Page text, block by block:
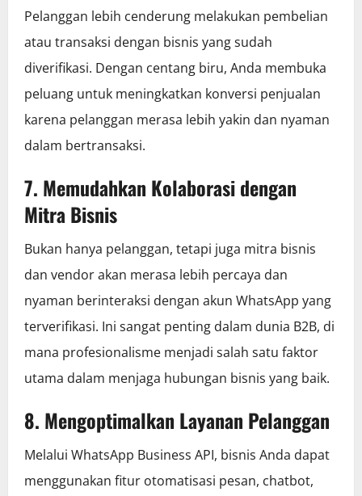
Pelanggan lebih cenderung melakukan pembelian
atau transaksi dengan bisnis yang sudah
diverifikasi. Dengan centang biru, Anda membuka
peluang untuk meningkatkan konversi penjualan
karena pelanggan merasa lebih yakin dan nyaman
dalam bertransaksi.
7. Memudahkan Kolaborasi dengan
Mitra Bisnis
Bukan hanya pelanggan, tetapi juga mitra bisnis
dan vendor akan merasa lebih percaya dan
nyaman berinteraksi dengan akun WhatsApp yang
terverifikasi. Ini sangat penting dalam dunia B2B, di
mana profesionalisme menjadi salah satu faktor
utama dalam menjaga hubungan bisnis yang baik.
8. Mengoptimalkan Layanan Pelanggan
Melalui WhatsApp Business API, bisnis Anda dapat
menggunakan fitur otomatisasi pesan, chatbot,